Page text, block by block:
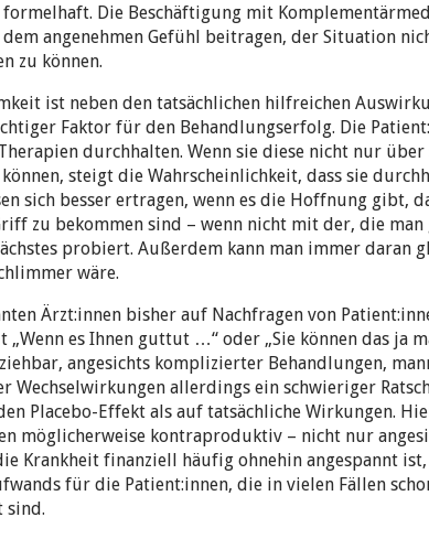
Die Beschäftigung mit
angenehmen Gefühl beitragen, der Situation
zu können.
ist neben den tatsächlichen hilfreichen
Faktor für den Behandlungserfolg. Die
durchhalten. Wenn sie diese nicht nur über
steigt die Wahrscheinlichkeit, dass sie
sich besser ertragen, wenn es die Hoffnung gibt,
zu bekommen sind – wenn nicht mit der, die
probiert. Außerdem kann man immer daran
wäre.
Ärzt:innen bisher auf Nachfragen von
es Ihnen guttut …“ oder „Sie können das ja
angesichts komplizierter Behandlungen,
Wechselwirkungen allerdings ein schwieriger
Placebo-Effekt als auf tatsächliche Wirkungen.
möglicherweise kontraproduktiv – nicht nur
Krankheit finanziell häufig ohnehin angespannt
für die Patient:innen, die in vielen Fällen
sind.